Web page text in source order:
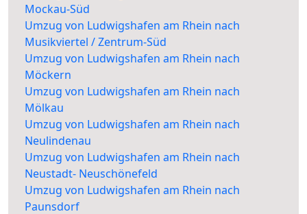
Mockau-Süd
Umzug von Ludwigshafen am Rhein nach
Musikviertel / Zentrum-Süd
Umzug von Ludwigshafen am Rhein nach
Möckern
Umzug von Ludwigshafen am Rhein nach
Mölkau
Umzug von Ludwigshafen am Rhein nach
Neulindenau
Umzug von Ludwigshafen am Rhein nach
Neustadt- Neuschönefeld
Umzug von Ludwigshafen am Rhein nach
Paunsdorf